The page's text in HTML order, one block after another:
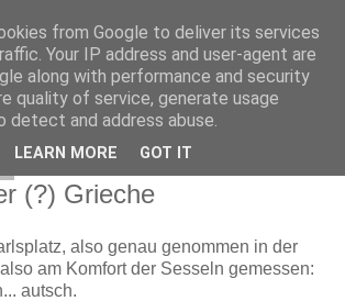
(?) Grieche
also genau genommen in der
am Komfort der Sesseln gemessen:
autsch.
from Google to deliver its services
Your IP address and user-agent are
along with performance and security
quality of service, generate usage
detect and address abuse.
LEARN MORE GOT IT